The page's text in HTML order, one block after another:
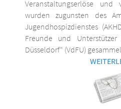
Veranstaltungserlöse
wurden zugunsten des
Jugendhospizdienstes
Freunde und
Düsseldorf“ (VdFU)